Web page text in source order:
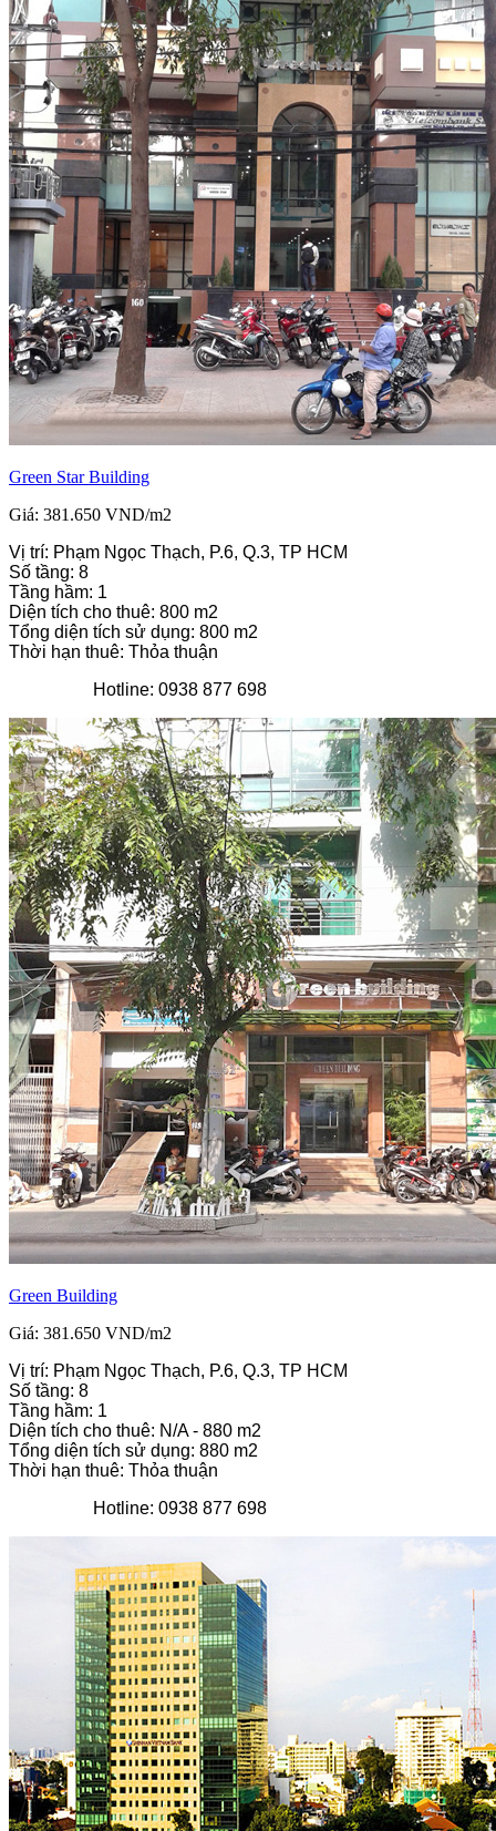
Green Star Building
Giá: 381.650 VND/m2
Vị trí: Phạm Ngọc Thạch, P.6, Q.3, TP HCM
Số tầng: 8
Tầng hầm: 1
Diện tích cho thuê: 800 m2
Tổng diện tích sử dụng: 800 m2
Thời hạn thuê: Thỏa thuận
Hotline: 0938 877 698
Green Building
Giá: 381.650 VND/m2
Vị trí: Phạm Ngọc Thạch, P.6, Q.3, TP HCM
Số tầng: 8
Tầng hầm: 1
Diện tích cho thuê: N/A - 880 m2
Tổng diện tích sử dụng: 880 m2
Thời hạn thuê: Thỏa thuận
Hotline: 0938 877 698